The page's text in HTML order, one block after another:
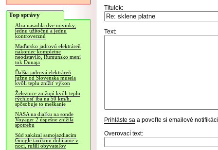
Top správy
Alza nasadila dve novinky,
jednu užitočnú a jednu
kontroverznú
Maďarsko jadrovú elektráreň
nakoniec kompletne
neodstavilo, Rumunsko mení
tok Dunaja
Ďalšia jadrová elektráreň
južne od Slovenska musela
kvôli teplu znížiť výkon
Železnice znižujú kvôli teplu
rýchlosť iba na 50 km/h,
spôsobuje to meškanie
NASA na diaľku na sonde
Voyager 2 úspešne znížila
spotrebu
Súd zakázal samojazdiacim
Google taxíkom dobíjanie v
noci, rušili obyvateľov
Titulok:
Text:
Prihláste sa a povoľte si emailové
Overovací text: